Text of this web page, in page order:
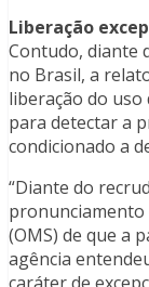
Liberação
Contudo, diante
no Brasil, a
liberação do uso
para detectar a
condicionado a
“Diante do
pronunciamento
(OMS) de que a
agência